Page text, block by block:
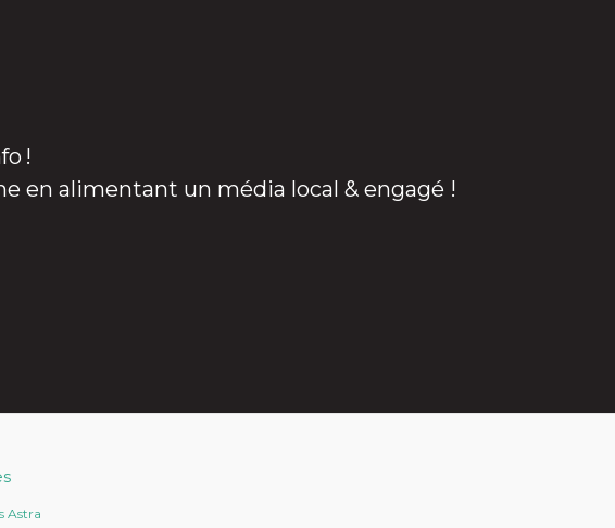
!
en alimentant un média local & engagé !
Astra